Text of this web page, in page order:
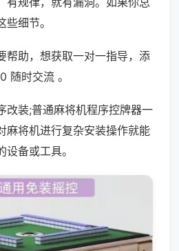
细节。
帮助，想获取一对一指导，添
随时交流 。
改装;普通麻将机程序控牌器一
麻将机进行复杂安装操作就能
备或工具。